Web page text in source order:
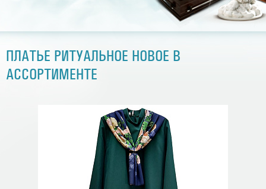
ПЛАТЬЕ РИТУАЛЬНОЕ НОВОЕ В
АССОРТИМЕНТЕ